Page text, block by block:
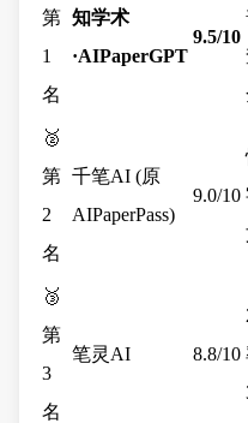
第
1
名
知学术
·AIPaperGPT
9.5/10
🥈
第
2
名
千笔AI (原
AIPaperPass)
9.0/10
🥉
第
3
名
笔灵AI 8.8/10